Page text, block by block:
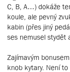
C, B, A…) dokáže
koule, ale pevný
kabin (přes jiný
ses nemusel stydět
Zajímavým
knob kytary. Není